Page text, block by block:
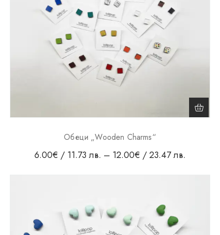
Обеци „Wooden Charms“
6.00€ / 11.73 лв. – 12.00€ / 23.47 лв.